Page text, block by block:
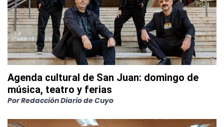
Agenda cultural de San Juan: domingo de
música, teatro y ferias
PorRedacción Diario de Cuyo